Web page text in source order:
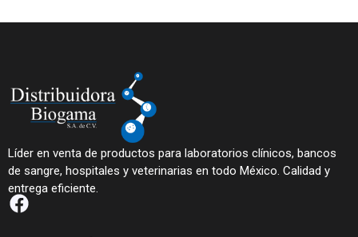
Líder en venta de productos para laboratorios clínicos, bancos
de sangre, hospitales y veterinarias en todo México. Calidad y
entrega eficiente.